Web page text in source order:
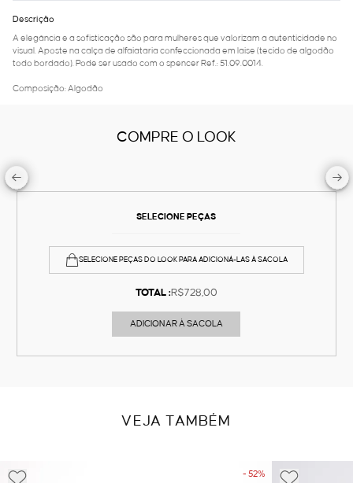
Descrição
A elegância e a sofisticação são para mulheres que valorizam a autenticidade no
visual. Aposte na calça de alfaiataria confeccionada em laise (tecido de algodão
todo bordado). Pode ser usado com o spencer Ref.: 51.09.0014.
Composição: Algodão
COMPRE O LOOK
SELECIONE PEÇAS
SELECIONE PEÇAS DO LOOK PARA ADICIONÁ-LAS À SACOLA
TOTAL :R$728,00
ADICIONAR À SACOLA
VEJA TAMBÉM
- 52%